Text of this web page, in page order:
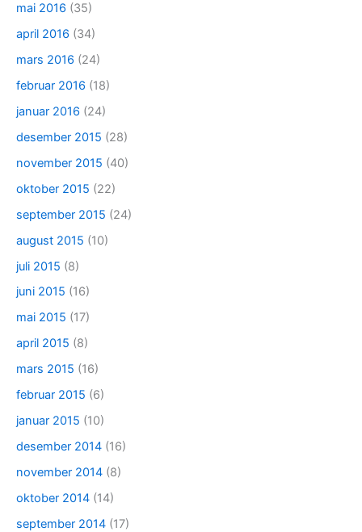
mai 2016 (35)
april 2016 (34)
mars 2016 (24)
februar 2016 (18)
januar 2016 (24)
desember 2015 (28)
november 2015 (40)
oktober 2015 (22)
september 2015 (24)
august 2015 (10)
juli 2015 (8)
juni 2015 (16)
mai 2015 (17)
april 2015 (8)
mars 2015 (16)
februar 2015 (6)
januar 2015 (10)
desember 2014 (16)
november 2014 (8)
oktober 2014 (14)
september 2014 (17)